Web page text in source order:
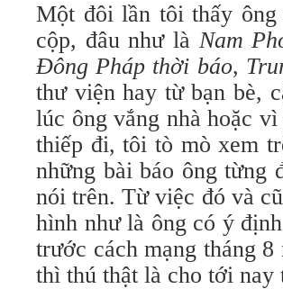
Một đôi lần tôi thấy
cộp, đâu như là Nam
Đông Pháp thời báo,
thư viện hay từ bạn bè,
lúc ông vắng nhà hoặc
thiếp đi, tôi tò mò xem
những bài báo ông từng
nói trên. Từ việc đó và
hình như là ông có ý
trước cách mạng tháng
thì thú thật là cho tới nay